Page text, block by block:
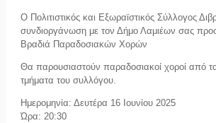
Ο Πολιτιστικός και Εξωραϊστικός Σύλλογος
συνδιοργάνωση με τον Δήμο Λαμιέων σας
Βραδιά Παραδοσιακών Χορών
Θα παρουσιαστούν παραδοσιακοί χοροί από
τμήματα του συλλόγου.
Ημερομηνία: Δευτέρα 16 Ιουνίου 2025
Ώρα: 20:30